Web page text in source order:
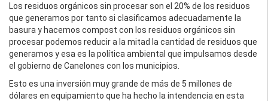
Los residuos orgánicos sin procesar son el 20% de los residuos
que generamos por tanto si clasificamos adecuadamente la
basura y hacemos compost con los residuos orgánicos sin
procesar podemos reducir a la mitad la cantidad de residuos que
generamos y esa es la política ambiental que impulsamos desde
el gobierno de Canelones con los municipios.
Esto es una inversión muy grande de más de 5 millones de
dólares en equipamiento que ha hecho la intendencia en esta